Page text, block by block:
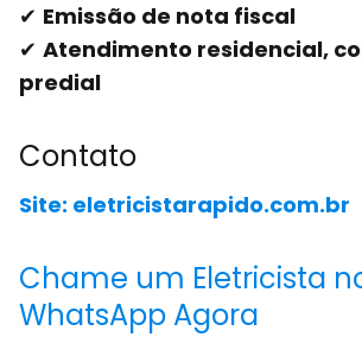
✔ Emissão de nota fiscal
✔ Atendimento residencial,
predial
Contato
Site: eletricistarapido.com.br
Chame um Eletricista
WhatsApp Agora